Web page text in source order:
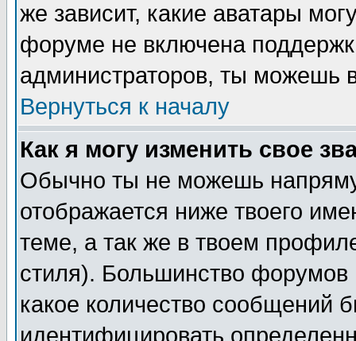
же зависит, какие аватары
форуме не включена
администраторов, ты можешь
Вернуться к началу
Как я могу изменить свое
Обычно ты не можешь
отображается ниже твоего
теме, а так же в твоем
стиля). Большинство форумов
какое количество сообщений
идентифицировать